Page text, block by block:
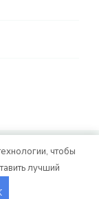
. Все права
автора
WordPress
чтобы
лучший